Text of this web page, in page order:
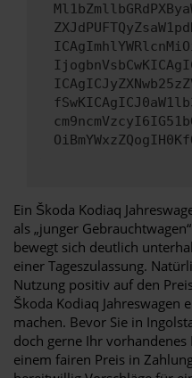
Ein Škoda Kodiaq
als „junger
bewegt sich deutlich
einer Tageszulassung.
Nutzung positiv auf den
Škoda Kodiaq Jahreswagen
machen. Bevor Sie in
doch gerne Ihr vorhandenes
einem fairen Preis in